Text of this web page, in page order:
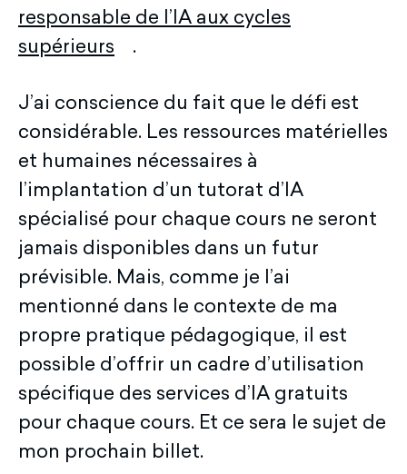
responsable de l’IA aux cycles
supérieurs
.
J’ai conscience du fait que le défi est
considérable. Les ressources matérielles
et humaines nécessaires à
l’implantation d’un tutorat d’IA
spécialisé pour chaque cours ne seront
jamais disponibles dans un futur
prévisible. Mais, comme je l’ai
mentionné dans le contexte de ma
propre pratique pédagogique, il est
possible d’offrir un cadre d’utilisation
spécifique des services d’IA gratuits
pour chaque cours. Et ce sera le sujet de
mon prochain billet.